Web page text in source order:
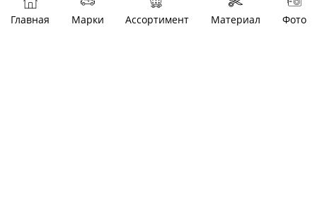
Главная Марки Ассортимент Материал Фото